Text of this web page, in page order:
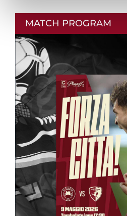
MATCH PROGRAM